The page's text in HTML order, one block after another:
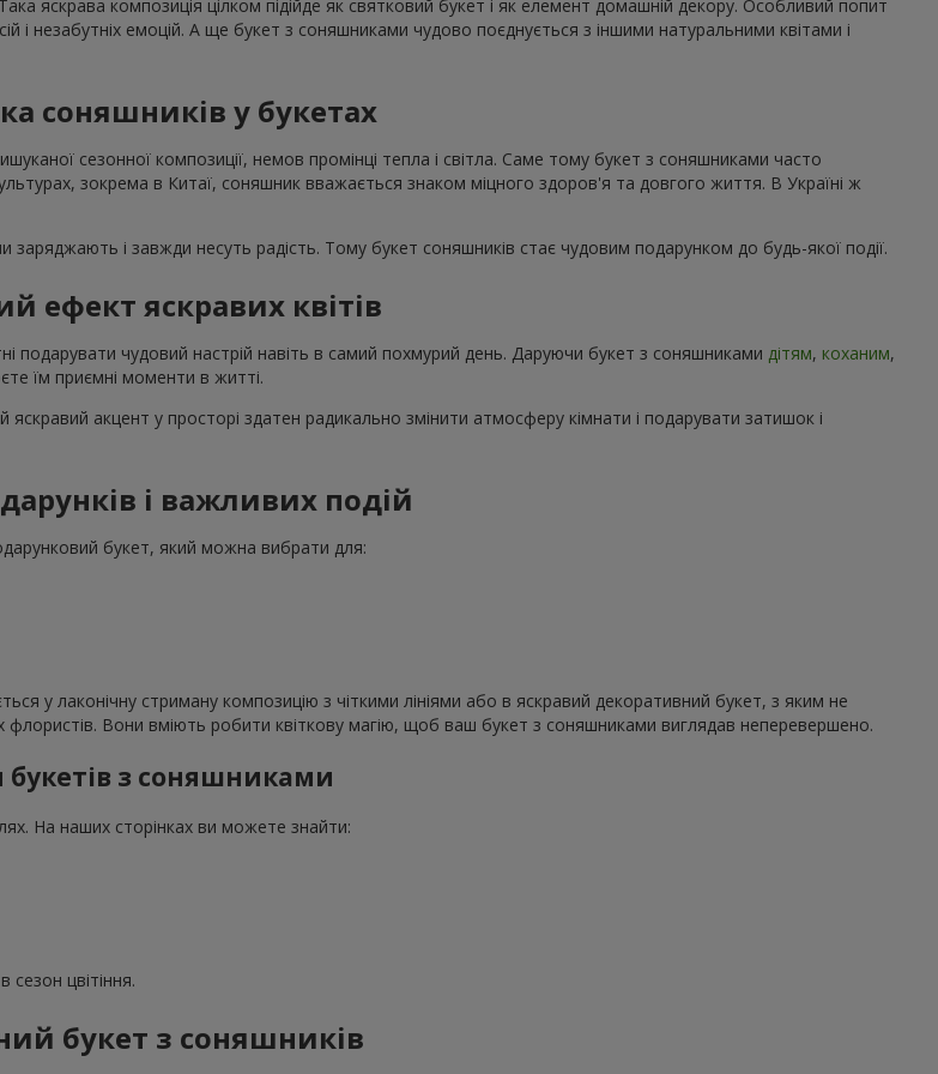
яскрава композиція цілком підійде як святковий букет і як елемент домашній декору. Особливий попит
і незабутніх емоцій. А ще букет з соняшниками чудово поєднується з іншими натуральними квітами і
соняшників у букетах
сезонної композиції, немов промінці тепла і світла. Саме тому букет з соняшниками часто
зокрема в Китаї, соняшник вважається знаком міцного здоров'я та довгого життя. В Україні ж
заряджають і завжди несуть радість. Тому букет соняшників стає чудовим подарунком до будь-якої події.
ефект яскравих квітів
подарувати чудовий настрій навіть в самий похмурий день. Даруючи букет з соняшниками дітям, коханим,
їм приємні моменти в житті.
акцент у просторі здатен радикально змінити атмосферу кімнати і подарувати затишок і
і важливих подій
букет, який можна вибрати для:
у лаконічну стриману композицію з чіткими лініями або в яскравий декоративний букет, з яким не
флористів. Вони вміють робити квіткову магію, щоб ваш букет з соняшниками виглядав неперевершено.
з соняшниками
На наших сторінках ви можете знайти:
цвітіння.
букет з соняшників